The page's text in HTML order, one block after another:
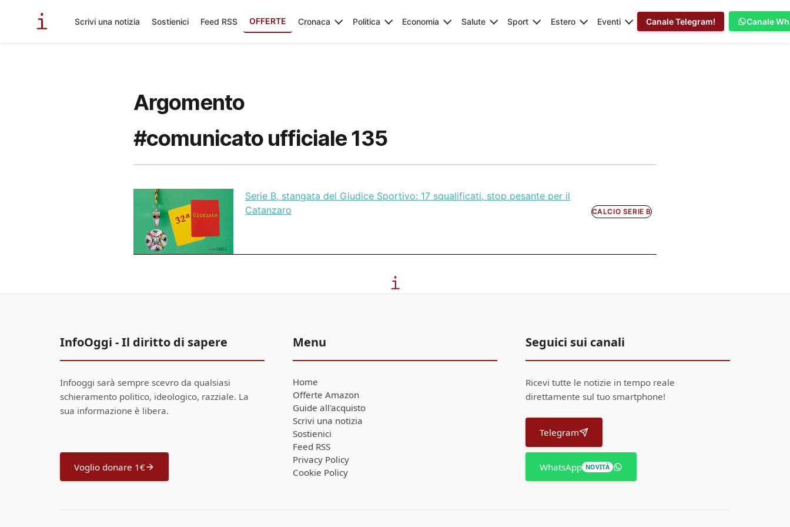
Scrivi una notizia Sostienici Feed RSS OFFERTE Cronaca Politica Economia Salute Sport Estero Eventi Canale Telegram! Canale
Argomento
#comunicato ufficiale 135
Serie B, stangata del Giudice Sportivo: 17 squalificati, stop pesante per il
Catanzaro
CALCIO SERIE B
InfoOggi - Il diritto di sapere
Infooggi sarà sempre scevro da qualsiasi
schieramento politico, ideologico, razziale. La
sua informazione è libera.
Voglio donare 1€
Menu
Home
Offerte Amazon
Guide all'acquisto
Scrivi una notizia
Sostienici
Feed RSS
Privacy Policy
Cookie Policy
Seguici sui canali
Ricevi tutte le notizie in tempo reale
direttamente sul tuo smartphone!
Telegram
WhatsApp NOVITÀ